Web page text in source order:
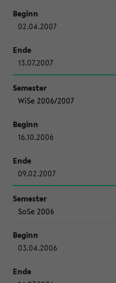
02.04.2007
13.07.2007
WiSe 2006/2007
16.10.2006
09.02.2007
SoSe 2006
03.04.2006